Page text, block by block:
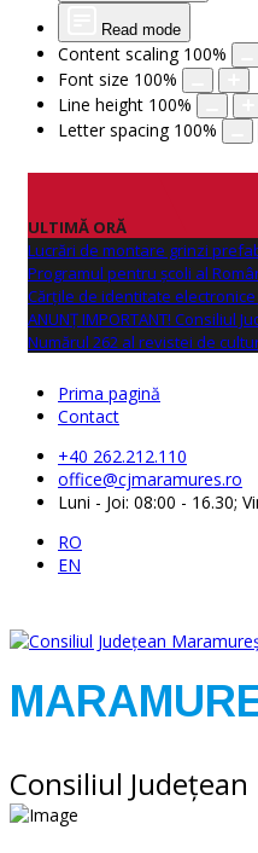
Read mode
Content scaling 100%
Font size 100%
Line height 100%
Letter spacing 100%
ULTIMĂ ORĂ
Lucrări de montare grinzi
Programul pentru școli al
Cărțile de identitate
ANUNŢ IMPORTANT!
Numărul 262 al revistei de
Prima pagină
Contact
+40 262.212.110
office@cjmaramures.ro
Luni - Joi: 08:00 - 16.30;
RO
EN
Consiliul Judeţean